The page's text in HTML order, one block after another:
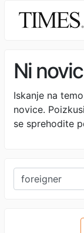
Ni
Iskanje na temo
novice.
se sprehodite